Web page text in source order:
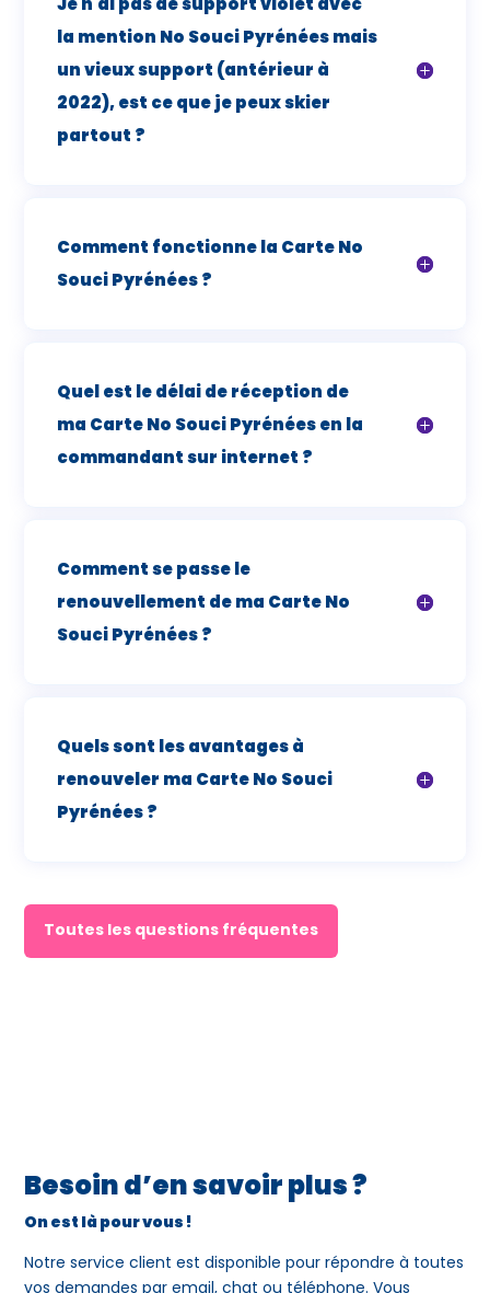
la mention No Souci Pyrénées mais
un vieux support (antérieur à
2022), est ce que je peux skier
partout ?
Comment fonctionne la Carte No
Souci Pyrénées ?
Quel est le délai de réception de
ma Carte No Souci Pyrénées en la
commandant sur internet ?
Comment se passe le
renouvellement de ma Carte No
Souci Pyrénées ?
Quels sont les avantages à
renouveler ma Carte No Souci
Pyrénées ?
Toutes les questions fréquentes
Besoin d’en savoir plus ?
On est là pour vous !
Notre service client est disponible pour répondre à toutes
vos demandes par email, chat ou téléphone. Vous